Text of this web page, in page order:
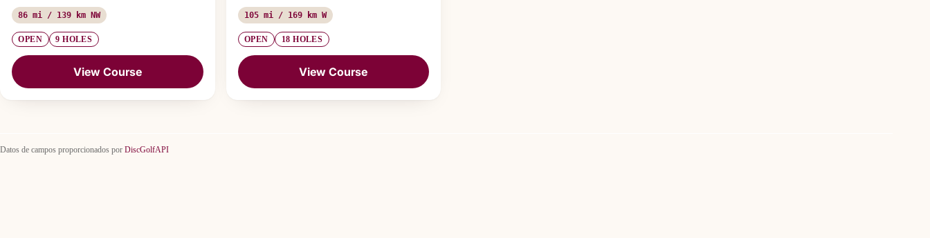
86 mi / 139 km NW
OPEN 9 HOLES
View Course
105 mi / 169 km W
OPEN 18 HOLES
View Course
Datos de campos proporcionados por DiscGolfAPI